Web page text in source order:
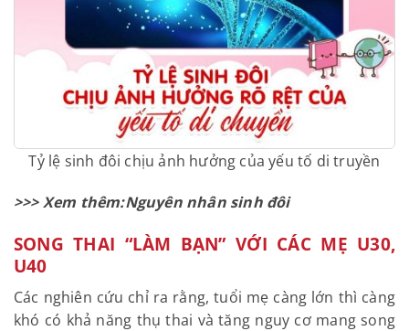
Tỷ lệ sinh đôi chịu ảnh hưởng của yếu tố di truyền
>>> Xem thêm:Nguyên nhân sinh đôi
SONG THAI “LÀM BẠN” VỚI CÁC MẸ U30,
U40
Các nghiên cứu chỉ ra rằng, tuổi mẹ càng lớn thì càng
khó có khả năng thụ thai và tăng nguy cơ mang song